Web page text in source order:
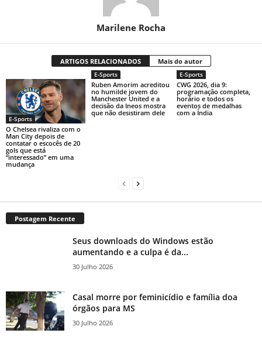
Marilene Rocha
ARTIGOS RELACIONADOS Mais do autor
E-Sports
O Chelsea rivaliza com o
Man City depois de
contatar o escocês de 20
gols que está
“interessado” em uma
mudança
E-Sports
Ruben Amorim acreditou
no humilde jovem do
Manchester United e a
decisão da Ineos mostra
que não desistiram dele
E-Sports
CWG 2026, dia 9:
programação completa,
horário e todos os
eventos de medalhas
com a Índia
Postagem Recente
Seus downloads do Windows estão
aumentando e a culpa é da...
30 Julho 2026
Casal morre por feminicídio e família doa
órgãos para MS
30 Julho 2026